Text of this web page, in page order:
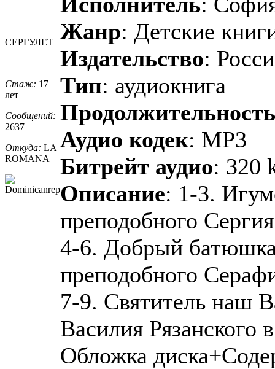
СЕРГУЛЕТ
Стаж: 17
лет
Сообщений:
2637
Откуда: LA
ROMANA
Жанр: Детские
Издательство:
Тип: аудиокнига
Продолжительность
Аудио кодек: MP3
Битрейт аудио: 320
Описание: 1-3.
преподобного
4-6. Добрый
преподобного
7-9. Святитель наш
Василия Рязанского
Обложка